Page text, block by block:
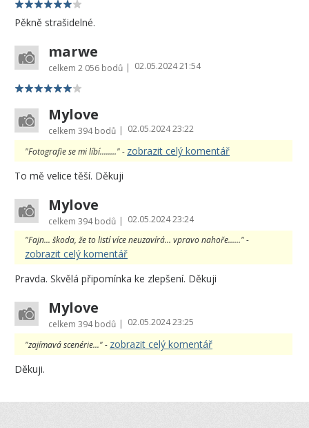
Pěkně strašidelné.
marwe
celkem 2 056 bodů | 02.05.2024 21:54
Mylove
celkem 394 bodů | 02.05.2024 23:22
"Fotografie se mi líbí........" - zobrazit celý komentář
To mě velice těší. Děkuji
Mylove
celkem 394 bodů | 02.05.2024 23:24
"Fajn... škoda, že to listí více neuzavírá... vpravo nahoře......" -
zobrazit celý komentář
Pravda. Skvělá připomínka ke zlepšení. Děkuji
Mylove
celkem 394 bodů | 02.05.2024 23:25
"zajímavá scenérie..." - zobrazit celý komentář
Děkuji.